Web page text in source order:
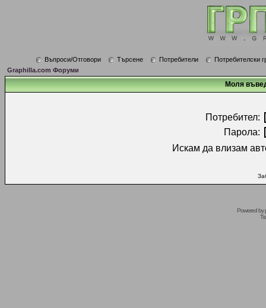
Въпроси/Отговори Търсене Потребители
Потребителски
Graphilla.com Форуми
Моля
Потребител:
Парола:
Искам да влизам
Powered by